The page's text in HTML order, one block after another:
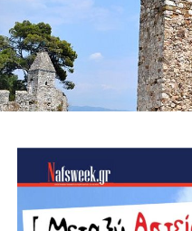
Ίδρυση Δημοτικού
Προστασίας, με
κίνητρα συμμετοχής για
Σωμάτων Ασφαλείας και
συνεργασία με όλες τις
Ειδικά σχέδια
αρχαιολογικούς χώρους,
Ναυπάκτου, η Βελβίνα
ώστε να προστατεύσουμε